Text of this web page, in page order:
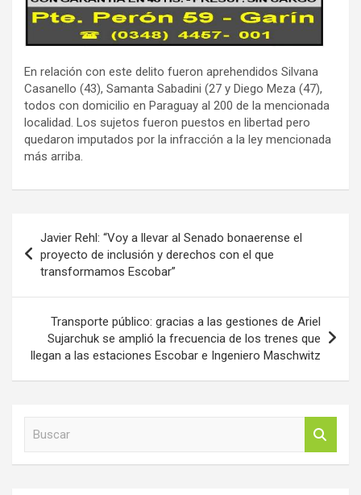
En relación con este delito fueron aprehendidos Silvana
Casanello (43), Samanta Sabadini (27 y Diego Meza (47),
todos con domicilio en Paraguay al 200 de la mencionada
localidad. Los sujetos fueron puestos en libertad pero
quedaron imputados por la infracción a la ley mencionada
más arriba.
de
entradas
Javier Rehl: “Voy a llevar al Senado bonaerense el
proyecto de inclusión y derechos con el que
transformamos Escobar”
Transporte público: gracias a las gestiones de Ariel
Sujarchuk se amplió la frecuencia de los trenes que
llegan a las estaciones Escobar e Ingeniero Maschwitz